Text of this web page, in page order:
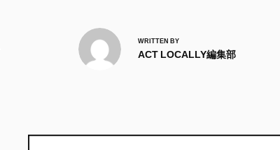
WRITTEN BY
ACT LOCALLY編集部